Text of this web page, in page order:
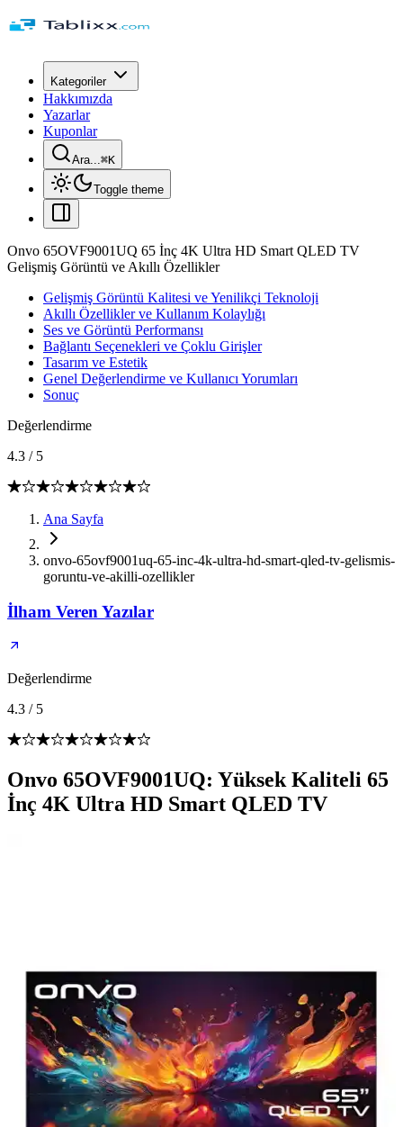
Kategoriler
Hakkımızda
Yazarlar
Kuponlar
Ara...⌘K
Toggle theme
Onvo 65OVF9001UQ 65 İnç 4K Ultra HD Smart QLED TV
Gelişmiş Görüntü ve Akıllı Özellikler
Gelişmiş Görüntü Kalitesi ve Yenilikçi Teknoloji
Akıllı Özellikler ve Kullanım Kolaylığı
Ses ve Görüntü Performansı
Bağlantı Seçenekleri ve Çoklu Girişler
Tasarım ve Estetik
Genel Değerlendirme ve Kullanıcı Yorumları
Sonuç
Değerlendirme
4.3 / 5
Ana Sayfa
onvo-65ovf9001uq-65-inc-4k-ultra-hd-smart-qled-tv-gelismis-
goruntu-ve-akilli-ozellikler
İlham Veren Yazılar
Değerlendirme
4.3 / 5
Onvo 65OVF9001UQ: Yüksek Kaliteli 65
İnç 4K Ultra HD Smart QLED TV